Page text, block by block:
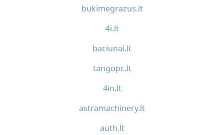
bukimegrazus.lt
4i.lt
baciunai.lt
tangopc.lt
4in.lt
astramachinery.lt
auth.lt